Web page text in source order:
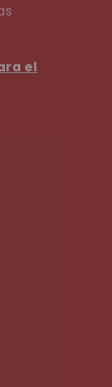
el